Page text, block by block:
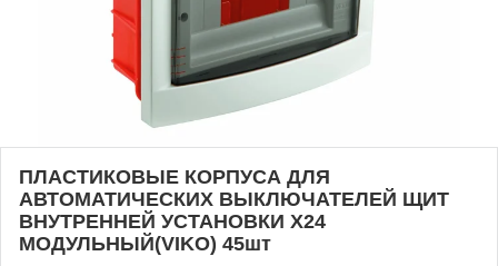
ПЛАСТИКОВЫЕ КОРПУСА ДЛЯ
АВТОМАТИЧЕСКИХ ВЫКЛЮЧАТЕЛЕЙ ЩИТ
ВНУТРЕННЕЙ УСТАНОВКИ X24
МОДУЛЬНЫЙ(VIKO) 45шт